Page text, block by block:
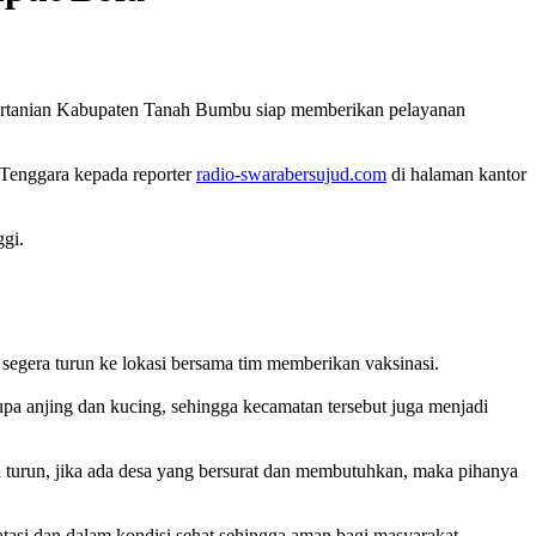
Kabupaten Tanah Bumbu siap memberikan pelayanan
kepada reporterradio-swarabersujud.com di halaman kantor
turun ke lokasi bersama tim memberikan vaksinasi.
anjing dan kucing, sehingga kecamatan tersebut juga menjadi
jika ada desa yang bersurat dan membutuhkan, maka pihanya